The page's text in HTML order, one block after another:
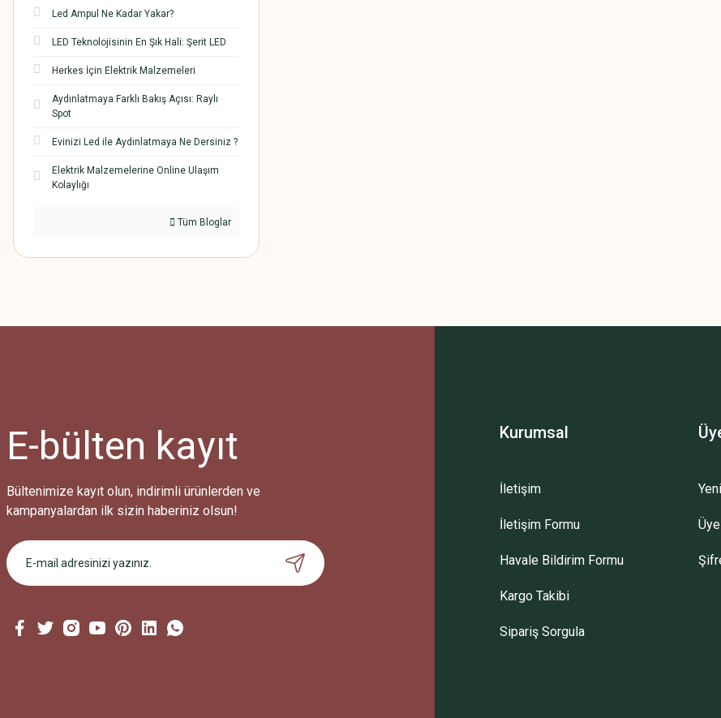
Led Ampul Ne Kadar Yakar?
LED Teknolojisinin En Şık Hali: Şerit LED
Herkes İçin Elektrik Malzemeleri
Aydınlatmaya Farklı Bakış Açısı: Raylı
Spot
Evinizi Led ile Aydınlatmaya Ne Dersiniz ?
Elektrik Malzemelerine Online Ulaşım
Kolaylığı
Tüm Bloglar
E-bülten kayıt
Bültenimize kayıt olun, indirimli ürünlerden ve
kampanyalardan ilk sizin haberiniz olsun!
Kurumsal
İletişim
İletişim Formu
Havale Bildirim Formu
Kargo Takibi
Sipariş Sorgula